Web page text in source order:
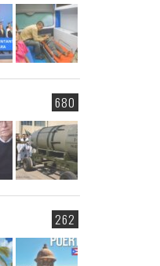
680
262